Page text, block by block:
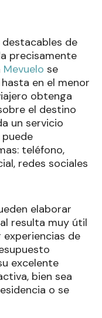
de
precisamente
Mevuelo se
en el menor
obtenga
el destino
un servicio
teléfono,
redes sociales
elaborar
resulta muy útil
de
excelente
bien sea
o se